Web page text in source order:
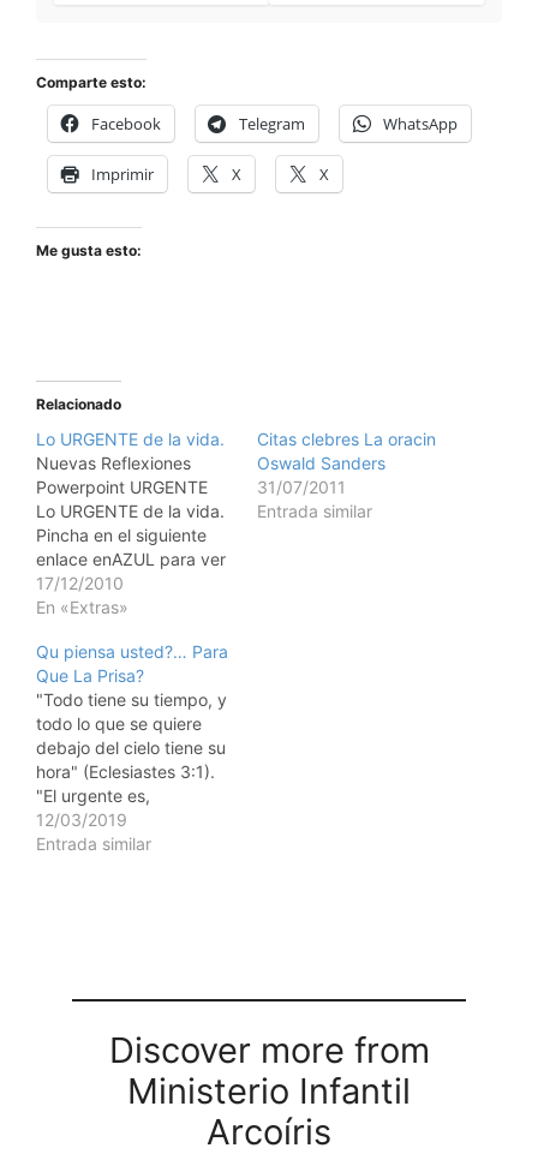
Comparte esto:
Facebook Telegram WhatsApp
Imprimir X X
Me gusta esto:
Relacionado
Lo URGENTE de la vida.
Nuevas Reflexiones
Powerpoint URGENTE
Lo URGENTE de la vida.
Pincha en el siguiente
enlace enAZUL para ver
el pps Urgente 3 Rita
URGENTE-3-RITA
17/12/2010
En «Extras»
Citas clebres La oracin
Oswald Sanders
31/07/2011
Entrada similar
Qu piensa usted?… Para
Que La Prisa?
"Todo tiene su tiempo, y
todo lo que se quiere
debajo del cielo tiene su
hora" (Eclesiastes 3:1).
"El urgente es,
raramente, importante y
lo importante,
comprar una nueva…
12/03/2019
Entrada similar
Discover more from
Ministerio Infantil
Arcoíris